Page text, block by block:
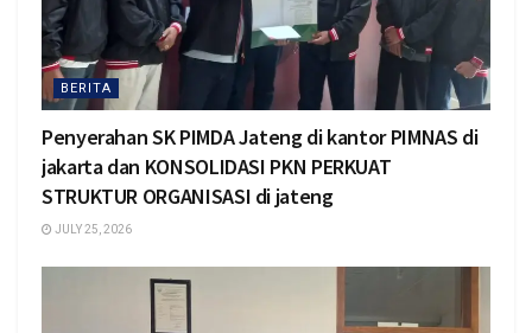
BERITA
Penyerahan SK PIMDA Jateng di kantor PIMNAS di
jakarta dan KONSOLIDASI PKN PERKUAT
STRUKTUR ORGANISASI di jateng
JULY 25, 2026